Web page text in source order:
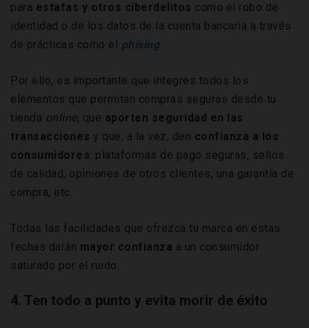
para estafas y otros ciberdelitos como el robo de
identidad o de los datos de la cuenta bancaria a través
de prácticas como el phising.
Por ello, es importante que integres todos los
elementos que permitan compras seguras desde tu
tienda online, que aporten seguridad en las
transacciones y que, a la vez, den confianza a los
consumidores: plataformas de pago seguras, sellos
de calidad, opiniones de otros clientes, una garantía de
compra, etc.
Todas las facilidades que ofrezca tu marca en estas
fechas darán mayor confianza a un consumidor
saturado por el ruido.
4. Ten todo a punto y evita morir de éxito